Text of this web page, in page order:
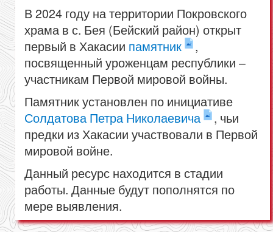
В 2024 году на территории Покровского
храма в с. Бея (Бейский район) открыт
первый в Хакасии памятник
,
посвященный уроженцам республики –
участникам Первой мировой войны.
Памятник установлен по инициативе
Солдатова Петра Николаевича
, чьи
предки из Хакасии участвовали в Первой
мировой войне.
Данный ресурс находится в стадии
работы. Данные будут пополнятся по
мере выявления.